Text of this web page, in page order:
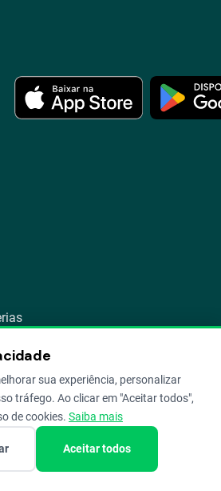
sua experiência, personalizar
tráfego. Ao clicar em "Aceitar todos",
de cookies. Saiba mais
Aceitar todos